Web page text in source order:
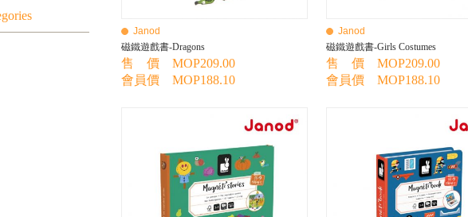
Janod
磁鐵遊戲書-Dragons
售 價 MOP209.00
會員價 MOP188.10
Janod
磁鐵遊戲書-Girls Costumes
售 價 MOP209.00
會員價 MOP188.10